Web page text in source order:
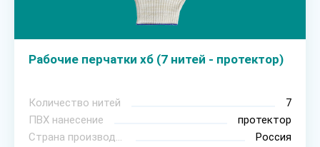
Рабочие перчатки хб (7 нитей - протектор)
Количество нитей
7
ПВХ нанесение
протектор
Страна производитель
Россия